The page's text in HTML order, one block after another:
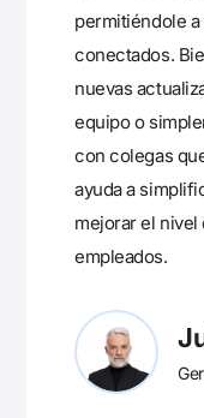
permitiéndole
conectados.
nuevas
equipo o
con colegas
ayuda a
mejorar el
empleados.